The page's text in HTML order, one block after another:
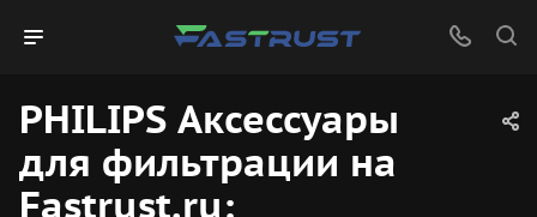
PHILIPS Аксессуары
для фильтрации на
Fastrust.ru: